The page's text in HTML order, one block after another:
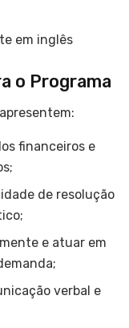
em inglês
o Programa
financeiros e
de resolução
e atuar em
verbal e